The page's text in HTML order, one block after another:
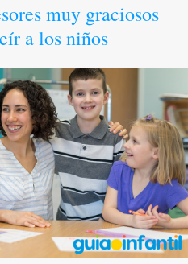
muy graciosos
a los niños